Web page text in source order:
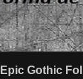
Gothic